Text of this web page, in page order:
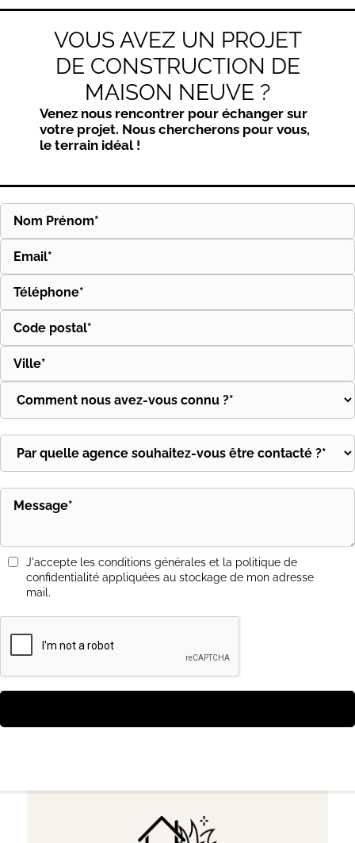
VOUS AVEZ UN PROJET
DE CONSTRUCTION DE
MAISON NEUVE ?
Venez nous rencontrer pour échanger sur
votre projet. Nous chercherons pour vous,
le terrain idéal !
J'accepte les conditions générales et la politique de
confidentialité appliquées au stockage de mon adresse
mail.